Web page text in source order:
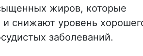
жиров, которые
снижают уровень
заболеваний.